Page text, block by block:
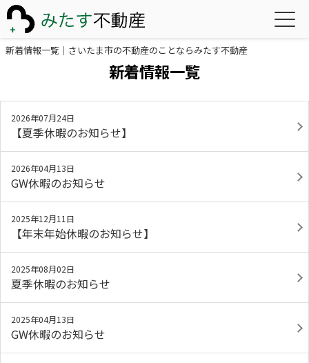
新着情報一覧｜さいたま市の不動産のことならみたす不動産
新着情報一覧
2026年07月24日
【夏季休暇のお知らせ】
2026年04月13日
GW休暇のお知らせ
2025年12月11日
【年末年始休暇のお知らせ】
2025年08月02日
夏季休暇のお知らせ
2025年04月13日
GW休暇のお知らせ